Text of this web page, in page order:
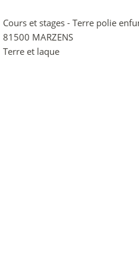
Cours et stages - Terre polie
81500 MARZENS
Terre et laque